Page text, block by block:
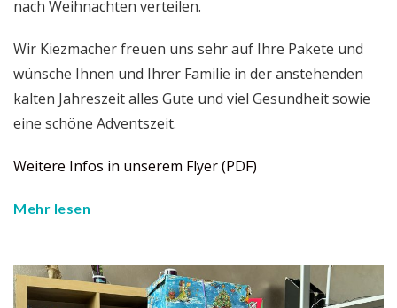
nach Weihnachten verteilen.
Wir Kiezmacher freuen uns sehr auf Ihre Pakete und
wünsche Ihnen und Ihrer Familie in der anstehenden
kalten Jahreszeit alles Gute und viel Gesundheit sowie
eine schöne Adventszeit.
Weitere Infos in unserem Flyer (PDF)
Mehr lesen